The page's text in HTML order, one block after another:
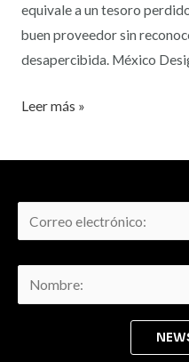
equivale a un tesoro
buen proveedor sin
desapercibida. México
Leer más »